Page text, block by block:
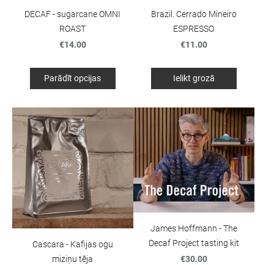
DECAF - sugarcane OMNI
ROAST
€14.00
Parādīt opcijas
Brazil. Cerrado Mineiro
ESPRESSO
€11.00
Ielikt grozā
Cascara - Kafijas ogu
miziņu tēja
James Hoffmann - The
Decaf Project tasting kit
€30.00